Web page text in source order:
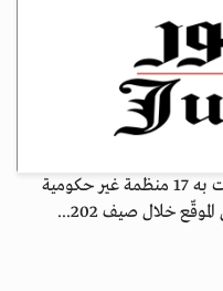
رفض مجلس الدولة الفرنسي طلبًا تقدّمت به 17 منظمة غير حكومية
خلال صيف 202...